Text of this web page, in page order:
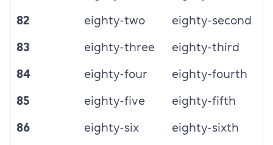
82
83
84
85
86
eighty-two
eighty-three
eighty-four
eighty-five
eighty-six
eighty-second
eighty-third
eighty-fourth
eighty-fifth
eighty-sixth